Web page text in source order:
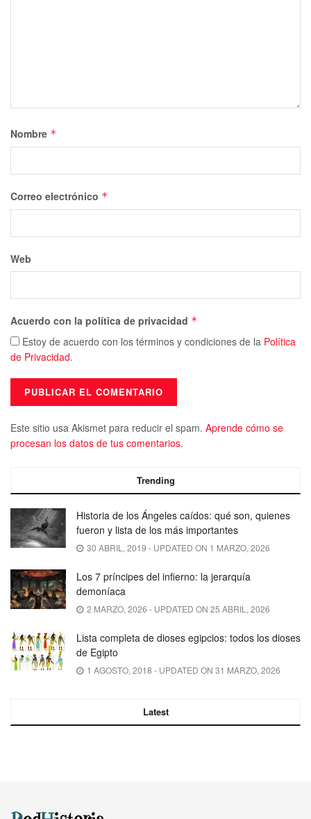
Nombre *
Correo electrónico *
Web
Acuerdo con la política de privacidad *
Estoy de acuerdo con los términos y condiciones de la Política
de Privacidad.
Este sitio usa Akismet para reducir el spam. Aprende cómo se
procesan los datos de tus comentarios.
Trending
Historia de los Ángeles caídos: qué son, quienes
fueron y lista de los más importantes
30 ABRIL, 2019 - UPDATED ON 1 MARZO, 2026
Los 7 príncipes del infierno: la jerarquía
demoníaca
2 MARZO, 2026 - UPDATED ON 25 ABRIL, 2026
Lista completa de dioses egipcios: todos los dioses
de Egipto
1 AGOSTO, 2018 - UPDATED ON 31 MARZO, 2026
Latest